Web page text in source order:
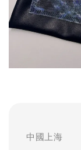
中國上海